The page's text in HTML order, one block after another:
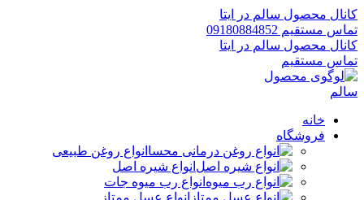
کانال محصول سالم در ایتا
تماس مستقیم 09180884852
کانال محصول سالم در ایتا
تماس مستقیم
خانه
فروشگاه
انواع روغن طبیعی
انواع شیره اصل
انواع رب میوه جات
انواع عسل ممتاز